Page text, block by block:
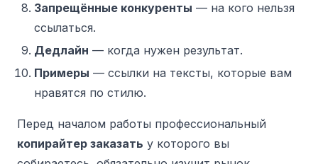
Запрещённые конкуренты — на кого нельзя
ссылаться.
Дедлайн — когда нужен результат.
Примеры — ссылки на тексты, которые вам
нравятся по стилю.
Перед началом работы профессиональный
копирайтер заказать у которого вы